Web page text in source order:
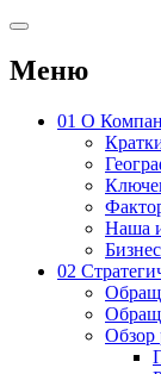
Меню
01 О
Наша
02
Обзор